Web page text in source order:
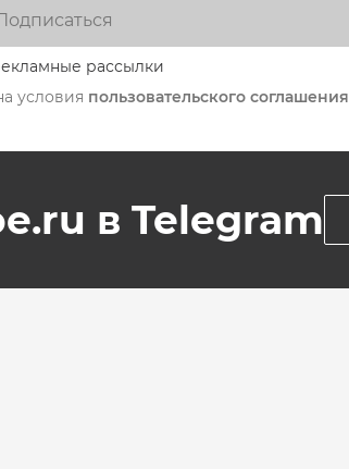
рассылки
условия пользовательского соглашения
в Telegram